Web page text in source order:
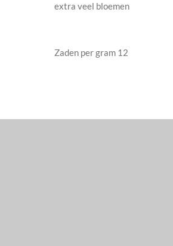
extra veel bloemen
Zaden per gram 12